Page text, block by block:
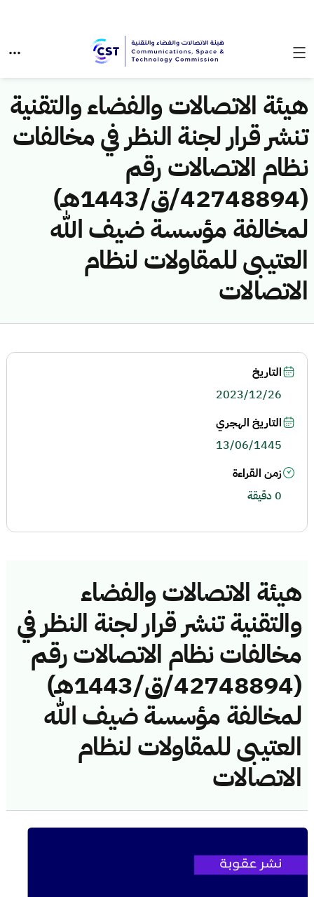
هيئة الاتصالات والفضاء والتقنية
تنشر قرار لجنة النظر في مخالفات
نظام الاتصالات رقم
(42748894/ق/1443هـ)
لمخالفة مؤسسة ضيف الله
العتيبى للمقاولات لنظام
الاتصالات
هيئة الاتصالات والفضاء
والتقنية تنشر قرار لجنة النظر في
مخالفات نظام الاتصالات رقم
(42748894/ق/1443هـ)
لمخالفة مؤسسة ضيف الله
العتيبى للمقاولات لنظام
الاتصالات
التاريخ
2023/12/26
التاريخ الهجري
13/06/1445
زمن القراءة
0 دقيقة